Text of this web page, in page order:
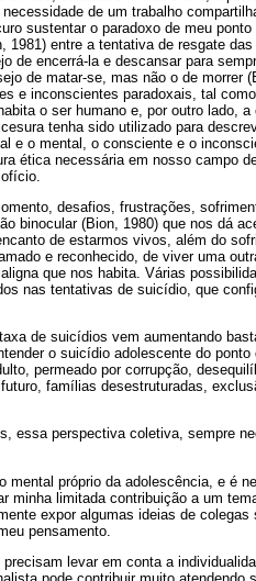
de um trabalho
sustentar o paradoxo de meu
entre a tentativa de resgate
de encerrá-la e descansar para
de matar-se, mas não o de morrer
e inconscientes paradoxais, tal
o ser humano e, por outro lado,
tenha sido utilizado para
e o mental, o consciente e o
ética necessária em nosso campo
desafios, frustrações,
binocular (Bion, 1980) que nos dá
de estarmos vivos, além do
e reconhecido, de viver uma
que nos habita. Várias
nas tentativas de suicídio, que
de suicídios vem aumentando
o suicídio adolescente do
permeado por corrupção,
famílias desestruturadas,
essa perspectiva coletiva, sempre
próprio da adolescência, e é
minha limitada contribuição a um
expor algumas ideias de colegas
pensamento.
levar em conta a